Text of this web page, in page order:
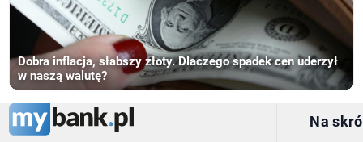
Dobra inflacja, słabszy złoty. Dlaczego spadek cen uderzył
w naszą walutę?
Na